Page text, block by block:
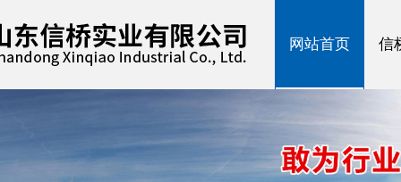
网站首页 信